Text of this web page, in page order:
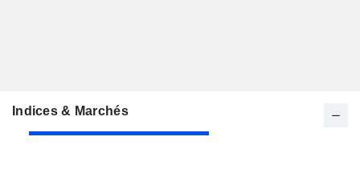
Indices & Marchés